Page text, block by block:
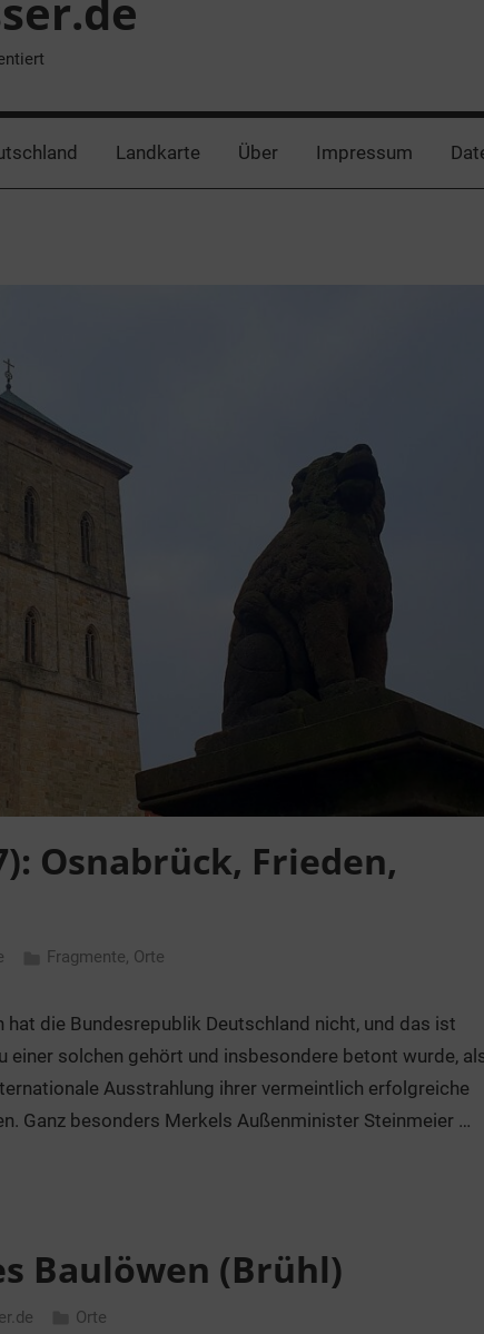
Landkarte Über Impressum
Osnabrück, Frieden,
Fragmente, Orte
die Bundesrepublik Deutschland nicht, und das ist
einer solchen gehört und insbesondere betont wurde,
Ausstrahlung ihrer vermeintlich erfolgreiche
Ganz besonders Merkels Außenminister Steinmeier …
Baulöwen (Brühl)
Orte